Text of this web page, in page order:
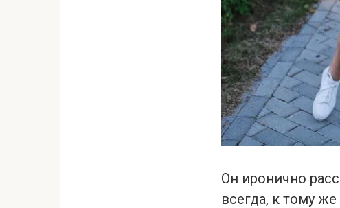
Он иронично
всегда, к тому